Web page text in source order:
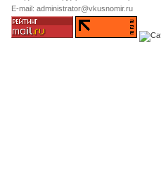
E-mail: administrator@vkusnomir.ru